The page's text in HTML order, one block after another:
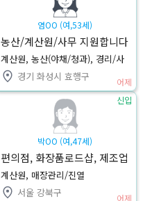
염OO (여,53세)
농산/계산원/사무 지원합니다
계산원, 농산(야채/청과), 경리/사
무
경기 화성시 효행구 어제
박OO (여,47세)
편의점, 화장품로드샵, 제조업
근무경력과 즉시 근무 가능한
박경하입니다.
계산원, 매장관리/진열
서울 강북구
신입
어제